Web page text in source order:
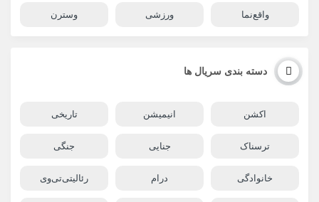
واقع‌نما ورزشی وسترن
دسته بندی سریال ها
اکشن انیمیشن تاریخی
ترسناک جنایی جنگی
خانوادگی درام رئالیتی‌تی‌وی